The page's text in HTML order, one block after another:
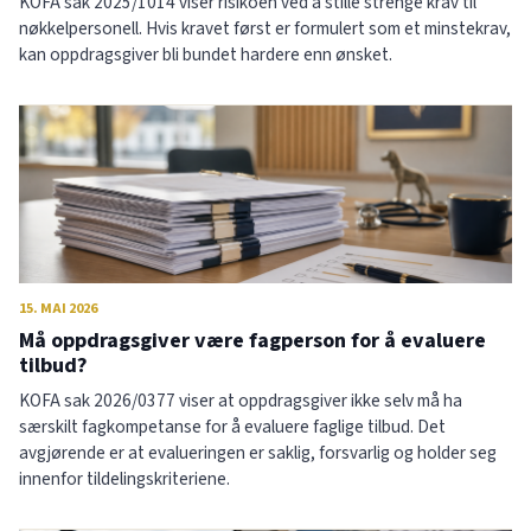
nøkkelpersonell. Hvis kravet først er formulert som et minstekrav,
kan oppdragsgiver bli bundet hardere enn ønsket.
15. MAI 2026
Må oppdragsgiver være fagperson for å evaluere
tilbud?
KOFA sak 2026/0377 viser at oppdragsgiver ikke selv må ha
særskilt fagkompetanse for å evaluere faglige tilbud. Det
avgjørende er at evalueringen er saklig, forsvarlig og holder seg
innenfor tildelingskriteriene.